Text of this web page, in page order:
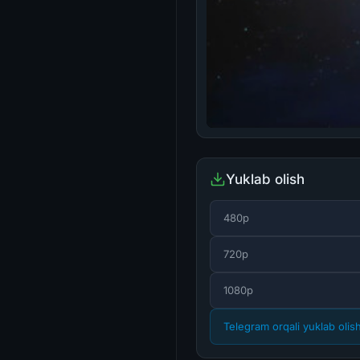
Yuklab olish
480p
720p
1080p
Telegram orqali yuklab